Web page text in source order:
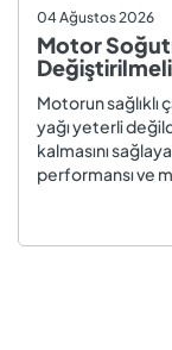
04 Ağustos 2026
Motor
Motorun sağlıklı
yağı yeterli
kalmasını
performansı ve
değiştirilmeyen
arızaları ve